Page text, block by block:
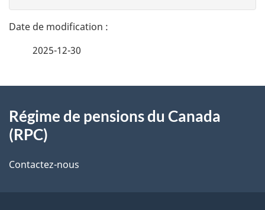
t
a
l
s
d
e
n
o
t
r
r
2025-12-30
propos
de
ce
Régime de pensions du Canada
(RPC)
Contactez-nous